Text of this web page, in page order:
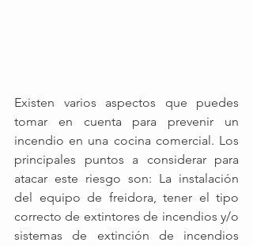
Existen varios aspectos que puedes
tomar en cuenta para prevenir un
incendio en una cocina comercial. Los
principales puntos a considerar para
atacar este riesgo son: La instalación
del equipo de freidora, tener el tipo
correcto de extintores de incendios y/o
sistemas de extinción de incendios